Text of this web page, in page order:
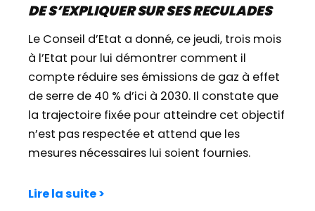
DE S’EXPLIQUER SUR SES RECULADES
Le Conseil d’Etat a donné, ce jeudi, trois mois
à l’Etat pour lui démontrer comment il
compte réduire ses émissions de gaz à effet
de serre de 40 % d’ici à 2030. Il constate que
la trajectoire fixée pour atteindre cet objectif
n’est pas respectée et attend que les
mesures nécessaires lui soient fournies.
Lire la suite >